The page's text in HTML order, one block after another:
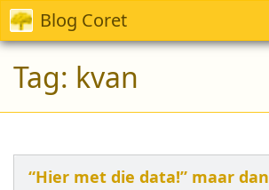
Blog Coret
Tag: kvan
“Hier met die data!” maar dan